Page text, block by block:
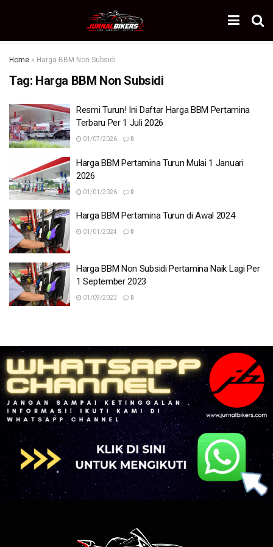
Home » Harga BBM Non Subsidi
Tag: Harga BBM Non Subsidi
Resmi Turun! Ini Daftar Harga BBM Pertamina
Terbaru Per 1 Juli 2026
01/07/2026 0
Harga BBM Pertamina Turun Mulai 1 Januari
2026
01/01/2026 0
Harga BBM Pertamina Turun di Awal 2024
01/01/2024 0
Harga BBM Non Subsidi Pertamina Naik Lagi Per
1 September 2023
01/09/2023 0